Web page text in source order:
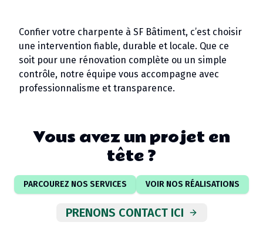
Confier votre charpente à SF Bâtiment, c’est choisir
une intervention fiable, durable et locale. Que ce
soit pour une rénovation complète ou un simple
contrôle, notre équipe vous accompagne avec
professionnalisme et transparence.
Vous avez un projet en
tête ?
PARCOUREZ NOS SERVICES VOIR NOS RÉALISATIONS
PRENONS CONTACT ICI